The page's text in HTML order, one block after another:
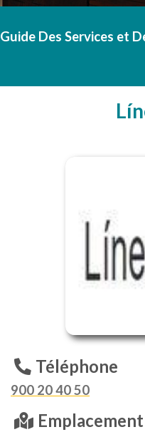
Guide Des Services et
Téléphone
900 20 40 50
Emplacement